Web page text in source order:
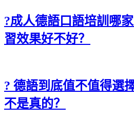
?成人德語口語培訓哪
習效果好不好？
? 德語到底值不值得選
不是真的？